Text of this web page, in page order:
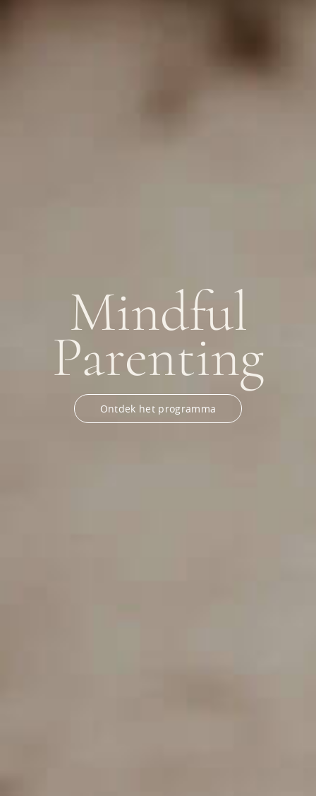
Mindful
Parenting
Ontdek het programma